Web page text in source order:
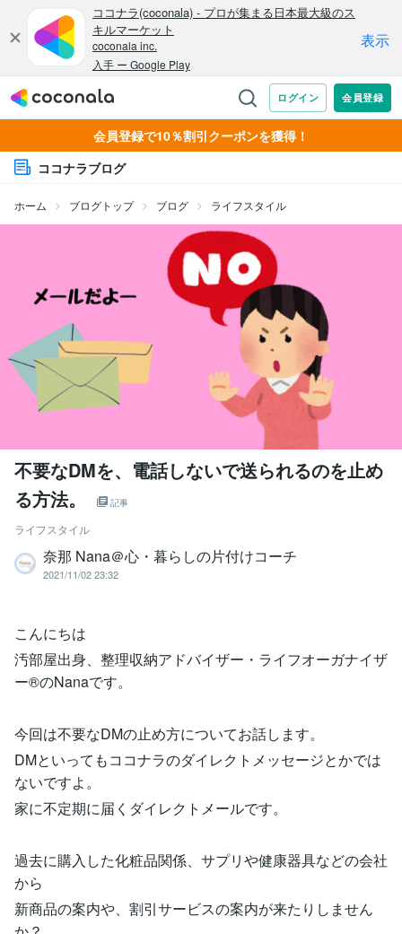
会員登録で10％割引クーポンを獲得！
ココナラブログ
ホーム ブログトップ ブログ ライフスタイル
不要なDMを、電話しないで送られるのを止め
る方法。
記事
ライフスタイル
奈那 Nana＠心・暮らしの片付けコーチ
2021/11/02 23:32
こんにちは
汚部屋出身、整理収納アドバイザー・ライフオーガナイザ
ー®のNanaです。
今回は不要なDMの止め方についてお話します。
DMといってもココナラのダイレクトメッセージとかでは
ないですよ。
家に不定期に届くダイレクトメールです。
過去に購入した化粧品関係、サプリや健康器具などの会社
から
新商品の案内や、割引サービスの案内が来たりしません